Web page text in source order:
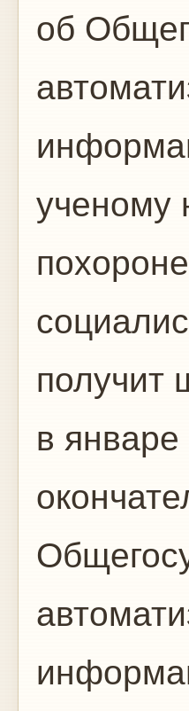
об
ученому
получит
в